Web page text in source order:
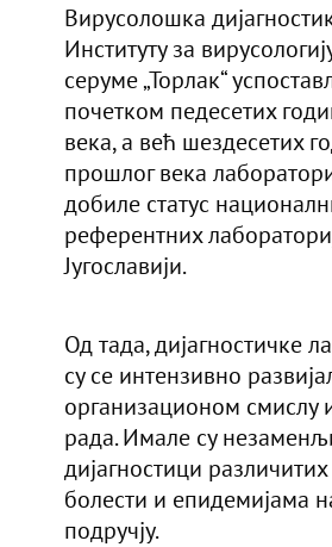
Вирусолошка
Институту за
серуме „Торлак“
почетком педесетих
века, а већ шездесетих
прошлог века
добиле статус
референтних
Југославији.
Од тада, дијагностичке
су се интензивно
организационом смислу
рада. Имале су
дијагностици
болести и епидемијама
подручју.